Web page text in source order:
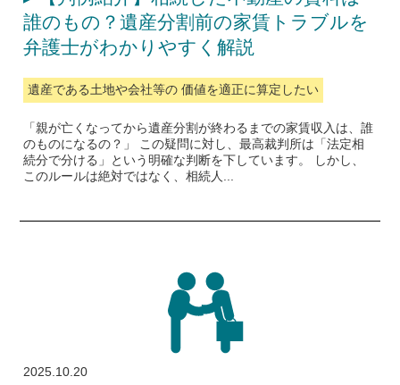
誰のもの？遺産分割前の家賃トラブルを
弁護士がわかりやすく解説
遺産である土地や会社等の 価値を適正に算定したい
「親が亡くなってから遺産分割が終わるまでの家賃収入は、誰
のものになるの？」 この疑問に対し、最高裁判所は「法定相
続分で分ける」という明確な判断を下しています。 しかし、
このルールは絶対ではなく、相続人...
2025.10.20